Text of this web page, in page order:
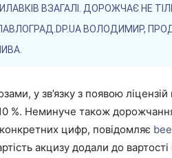
ВЗАГАЛІ. ДОРОЖЧАЄ НЕ
ВОЛОДИМИР,
у зв’язку з появою
%. Неминуче також
цифр, повідомляє
акцизу додали до